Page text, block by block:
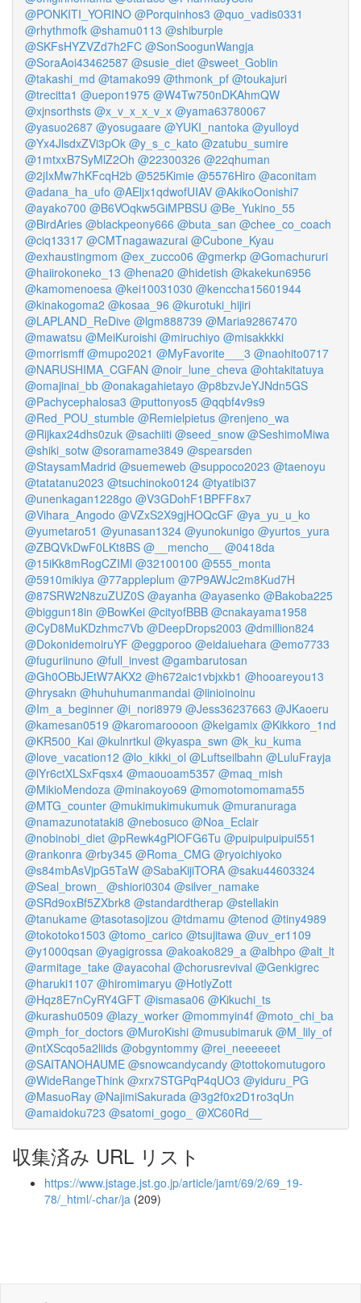
@PONKITI_YORINO @Porquinhos3 @quo_vadis0331
@rhythmofk @shamu0113 @shiburple
@SKFsHYZVZd7h2FC @SonSoogunWangja
@SoraAoi43462587 @susie_diet @sweet_Goblin
@takashi_md @tamako99 @thmonk_pf @toukajuri
@trecitta1 @uepon1975 @W4Tw750nDKAhmQW
@xjnsorthsts @x_v_x_x_v_x @yama63780067
@yasuo2687 @yosugaare @YUKI_nantoka @yulloyd
@Yx4JlsdxZVi3pOk @y_s_c_kato @zatubu_sumire
@1mtxxB7SyMlZ2Oh @22300326 @22qhuman
@2jIxMw7hKFcqH2b @525Kimie @5576Hiro @aconitam
@adana_ha_ufo @AEljx1qdwofUIAV @AkikoOonishi7
@ayako700 @B6VOqkw5GiMPBSU @Be_Yukino_55
@BirdAries @blackpeony666 @buta_san @chee_co_coach
@ciq13317 @CMTnagawazurai @Cubone_Kyau
@exhaustingmom @ex_zucco06 @gmerkp @Gomachururi
@haiirokoneko_13 @hena20 @hidetish @kakekun6956
@kamomenoesa @kei10031030 @kenccha15601944
@kinakogoma2 @kosaa_96 @kurotuki_hijiri
@LAPLAND_ReDive @lgm888739 @Maria92867470
@mawatsu @MeiKuroishi @miruchiyo @misakkkki
@morrismff @mupo2021 @MyFavorite___3 @naohito0717
@NARUSHIMA_CGFAN @noir_lune_cheva @ohtakitatuya
@omajinai_bb @onakagahietayo @p8bzvJeYJNdn5GS
@Pachycephalosa3 @puttonyos5 @qqbf4v9s9
@Red_POU_stumble @Remielpietus @renjeno_wa
@Rijkax24dhs0zuk @sachiiti @seed_snow @SeshimoMiwa
@shiki_sotw @soramame3849 @spearsden
@StaysamMadrid @suemeweb @suppoco2023 @taenoyu
@tatatanu2023 @tsuchinoko0124 @tyatibi37
@unenkagan1228go @V3GDohF1BPFF8x7
@Vihara_Angodo @VZxS2X9gjHOQcGF @ya_yu_u_ko
@yumetaro51 @yunasan1324 @yunokunigo @yurtos_yura
@ZBQVkDwF0LKt8BS @__mencho__
@0418da
@15iKk8mRogCZIMl @32100100 @555_monta
@5910mikiya @77appleplum @7P9AWJc2m8Kud7H
@87SRW2N8zuZUZ0S @ayanha @ayasenko @Bakoba225
@biggun18in @BowKei @cityofBBB @cnakayama1958
@CyD8MuKDzhmc7Vb @DeepDrops2003 @dmillion824
@DokonidemoiruYF @eggporoo @eidaiuehara @emo7733
@fuguriinuno @full_invest @gambarutosan
@Gh0OBbJEtW7AKX2 @h672aic1vbjxkb1 @hooareyou13
@hrysakn @huhuhumanmandai @iinioinoinu
@Im_a_beginner @i_nori8979 @Jess36237663 @JKaoeru
@kamesan0519 @karomaroooon @keigamix @Kikkoro_1nd
@KR500_Kai @kulnrtkul @kyaspa_swn @k_ku_kuma
@love_vacation12 @lo_kikki_ol @Luftseilbahn @LuluFrayja
@lYr6ctXLSxFqsx4 @maouoam5357 @maq_mish
@MikioMendoza @minakoyo69 @momotomomama55
@MTG_counter @mukimukimukumuk @muranuraga
@namazunotataki8 @nebosuco @Noa_Eclair
@nobinobi_diet @pRewk4gPlOFG6Tu @puipuipuipui551
@rankonra @rby345 @Roma_CMG @ryoichiyoko
@s84mbAsVjpG5TaW @SabaKijiTORA @saku44603324
@Seal_brown_
@shiori0304 @silver_namake
@SRd9oxBf5ZXbrk8 @standardtherap @stellakin
@tanukame @tasotasojizou @tdmamu @tenod @tiny4989
@tokotoko1503 @tomo_carico @tsujitawa @uv_er1109
@y1000qsan @yagigrossa @akoako829_a @albhpo @alt_lt
@armitage_take @ayacohal @chorusrevival @Genkigrec
@haruki1107 @hiromimaryu @HotlyZott
@Hqz8E7nCyRY4GFT @ismasa06 @Kikuchi_ts
@kurashu0509 @lazy_worker @mommyin4f @moto_chi_ba
@mph_for_doctors @MuroKishi @musubimaruk @M_lily_of
@ntXScqo5a2liids @obgyntommy @rei_neeeeeet
@SAITANOHAUME @snowcandycandy @tottokomutugoro
@WideRangeThink @xrx7STGPqP4qUO3 @yiduru_PG
@MasuoRay @NajimiSakurada @3g2f0x2D1ro3qUn
@amaidoku723 @satomi_gogo_ @XC60Rd__
収集済み URL リスト
https://www.jstage.jst.go.jp/article/jamt/69/2/69_19-
78/_html/-char/ja (209)